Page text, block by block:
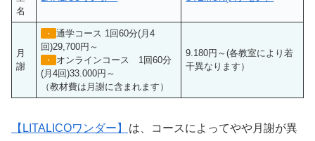
名
月
謝
・
通学コース 1回60分(月4
回)29,700円～
・
オンラインコース 1回60分
(月4回)33.000円～
（教材費は月謝に含まれます）
9.180円～(各教室により若
干異なります）
【LITALICOワンダー】
は、コースによってやや月謝が異